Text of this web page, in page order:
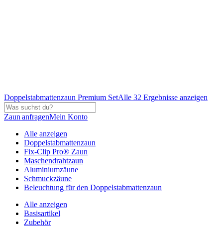
Doppelstabmattenzaun Premium SetAlle 32 Ergebnisse anzeigen
Zaun anfragenMein Konto
Alle anzeigen
Doppelstabmattenzaun
Fix-Clip Pro® Zaun
Maschendrahtzaun
Aluminiumzäune
Schmuckzäune
Beleuchtung für den Doppelstabmattenzaun
Alle anzeigen
Basisartikel
Zubehör